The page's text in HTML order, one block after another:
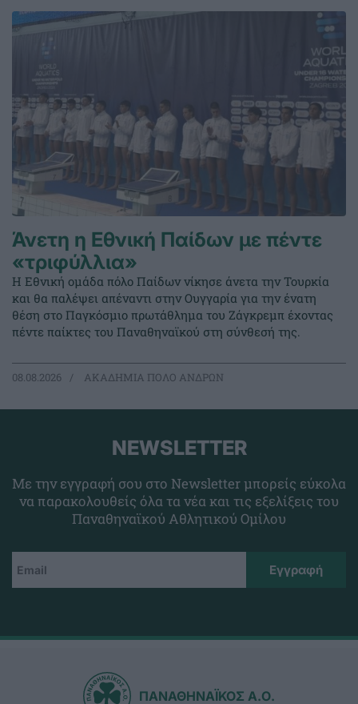
Άνετη η Εθνική Παίδων με πέντε
«τριφύλλια»
Η Εθνική ομάδα πόλο Παίδων νίκησε άνετα την Τουρκία
και θα παλέψει απέναντι στην Ουγγαρία για την ένατη
θέση στο Παγκόσμιο πρωτάθλημα του Ζάγκρεμπ έχοντας
πέντε παίκτες του Παναθηναϊκού στη σύνθεσή της.
08.08.2026 ΑΚΑΔΗΜΙΑ ΠΟΛΟ ΑΝΔΡΩΝ
NEWSLETTER
Με την εγγραφή σου στο Newsletter μπορείς εύκολα
να παρακολουθείς όλα τα νέα και τις εξελίξεις του
Παναθηναϊκού Αθλητικού Ομίλου
ΠΑΝΑΘΗΝΑΪΚΟΣ Α.Ο.